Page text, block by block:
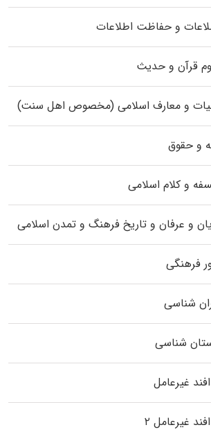
و حفاظت اطلاعات
قرآن و حدیث
و معارف اسلامی (مخصوص اهل سنت)
و حقوق
و کلام اسلامی
و عرفان و تاریخ فرهنگ و تمدن اسلامی
فرهنگی
شناسی
شناسی
غیرعامل
غیرعامل ۲